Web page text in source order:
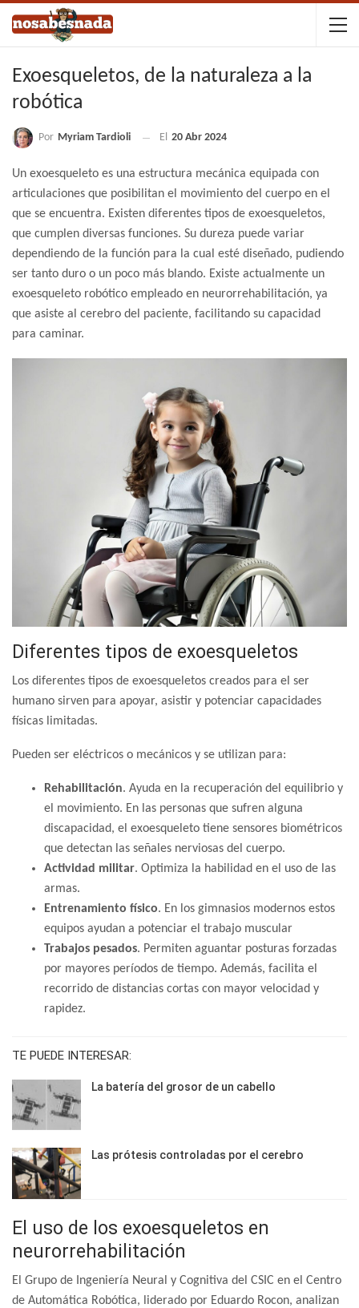
Exoesqueletos, de la naturaleza a la
robótica
Por Myriam Tardioli El 20 Abr 2024
Un exoesqueleto es una estructura mecánica equipada con
articulaciones que posibilitan el movimiento del cuerpo en el
que se encuentra. Existen diferentes tipos de exoesqueletos,
que cumplen diversas funciones. Su dureza puede variar
dependiendo de la función para la cual esté diseñado, pudiendo
ser tanto duro o un poco más blando. Existe actualmente un
exoesqueleto robótico empleado en neurorrehabilitación, ya
que asiste al cerebro del paciente, facilitando su capacidad
para caminar.
Diferentes tipos de exoesqueletos
Los diferentes tipos de exoesqueletos creados para el ser
humano sirven para apoyar, asistir y potenciar capacidades
físicas limitadas.
Pueden ser eléctricos o mecánicos y se utilizan para:
Rehabilitación. Ayuda en la recuperación del equilibrio y
el movimiento. En las personas que sufren alguna
discapacidad, el exoesqueleto tiene sensores biométricos
que detectan las señales nerviosas del cuerpo.
Actividad militar. Optimiza la habilidad en el uso de las
armas.
Entrenamiento físico. En los gimnasios modernos estos
equipos ayudan a potenciar el trabajo muscular
Trabajos pesados. Permiten aguantar posturas forzadas
por mayores períodos de tiempo. Además, facilita el
recorrido de distancias cortas con mayor velocidad y
rapidez.
TE PUEDE INTERESAR:
La batería del grosor de un cabello
Las prótesis controladas por el cerebro
El uso de los exoesqueletos en
neurorrehabilitación
El Grupo de Ingeniería Neural y Cognitiva del CSIC en el Centro
de Automática Robótica, liderado por Eduardo Rocon, analizan